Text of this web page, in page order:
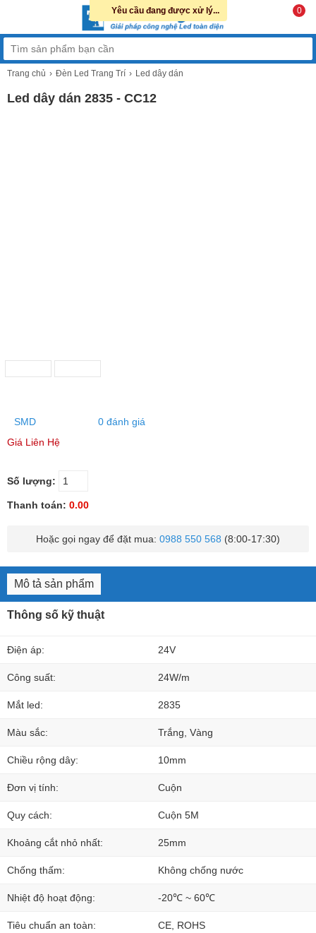
0
Trang chủ Đèn Led Trang Trí Led dây dán
Led dây dán 2835 - CC12
SMD
0 đánh giá
Giá Liên Hệ
Số lượng:
Thanh toán: 0.00
Hoặc gọi ngay để đặt mua: 0988 550 568 (8:00-17:30)
Mô tả sản phẩm
Thông số kỹ thuật
Điện áp: 24V
Công suất: 24W/m
Mắt led: 2835
Màu sắc: Trắng, Vàng
Chiều rộng dây: 10mm
Đơn vị tính: Cuộn
Quy cách: Cuộn 5M
Khoảng cắt nhỏ nhất: 25mm
Chống thấm: Không chống nước
Nhiệt độ hoạt động: -20℃ ~ 60℃
Tiêu chuẩn an toàn: CE, ROHS
Yêu cầu đang được xử lý...